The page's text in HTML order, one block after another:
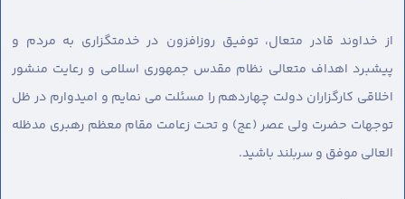
از خداوند قادر متعال، توفیق روزافزون در خدمتگزاری به مردم و
پیشبرد اهداف متعالی نظام مقدس جمهوری اسلامی و رعایت منشور
اخلاقی کارگزاران دولت چهاردهم را مسئلت می نمایم و امیدوارم در ظل
توجهات حضرت ولی عصر (عج) و تحت زعامت مقام معظم رهبری مدظله
العالی موفق و سربلند باشید.